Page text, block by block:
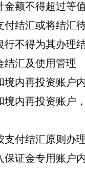
金额不得超过等
结汇或将结汇
不得为其办理结
结汇及使用管理
内再投资账户
内再投资账户
付结汇原则办理
证金专用账户